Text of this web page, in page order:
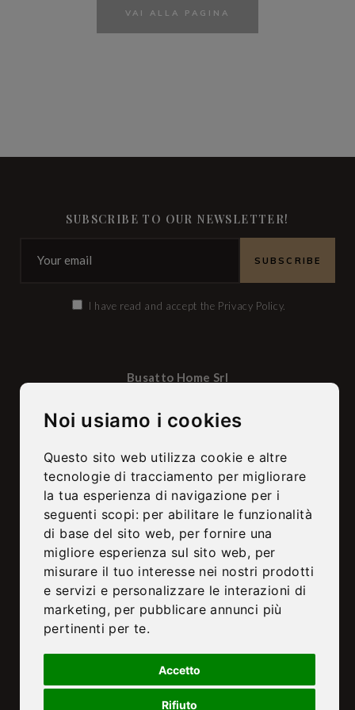
Noi usiamo i cookies
Questo sito web utilizza cookie e altre
tecnologie di tracciamento per migliorare
la tua esperienza di navigazione per i
seguenti scopi: per abilitare le funzionalità
di base del sito web, per fornire una
migliore esperienza sul sito web, per
misurare il tuo interesse nei nostri prodotti
e servizi e personalizzare le interazioni di
marketing, per pubblicare annunci più
pertinenti per te.
Accetto
Rifiuto
VAI ALLA PAGINA
SUBSCRIBE TO OUR NEWSLETTER!
I have read and accept the Privacy Policy.
Busatto Home Srl
Tezze sul Brenta – Vicenza, Italia
+39 0424 560313
SOCIALS
Busatto Home Srl – Sede legale e Operativa: –
Via Laghi, 44/A – 36056
Belvedere di Tezze sul Brenta (VI), Italia – C.F. e P.IVA: 04378900247
PEC: busattohomesrl@legalmail.it – Prov. Ufficio Registro: Vicenza –
Numero Rea: VI – 399817
Privacy Policy|Cookie Policy